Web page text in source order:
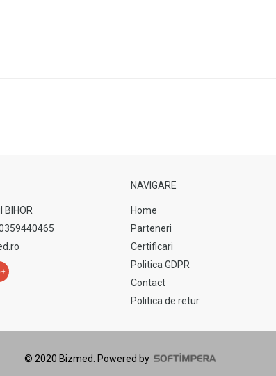
NAVIGARE
Home
Parteneri
Certificari
Politica GDPR
Contact
Politica de retur
© 2020 Bizmed. Powered by